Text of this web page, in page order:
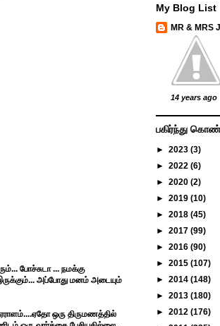
போச்சுடா ... நமக்கு
அப்போது மனம் அடையும்
ஒரு திருமணத்தில்
My Blog List
MR & MRS
14 years ago
பகிர்ந்து
► 2023 (3)
► 2022 (6)
► 2020 (2)
► 2019 (10)
► 2018 (45)
► 2017 (99)
► 2016 (90)
► 2015 (107)
► 2014 (148)
► 2013 (180)
► 2012 (176)